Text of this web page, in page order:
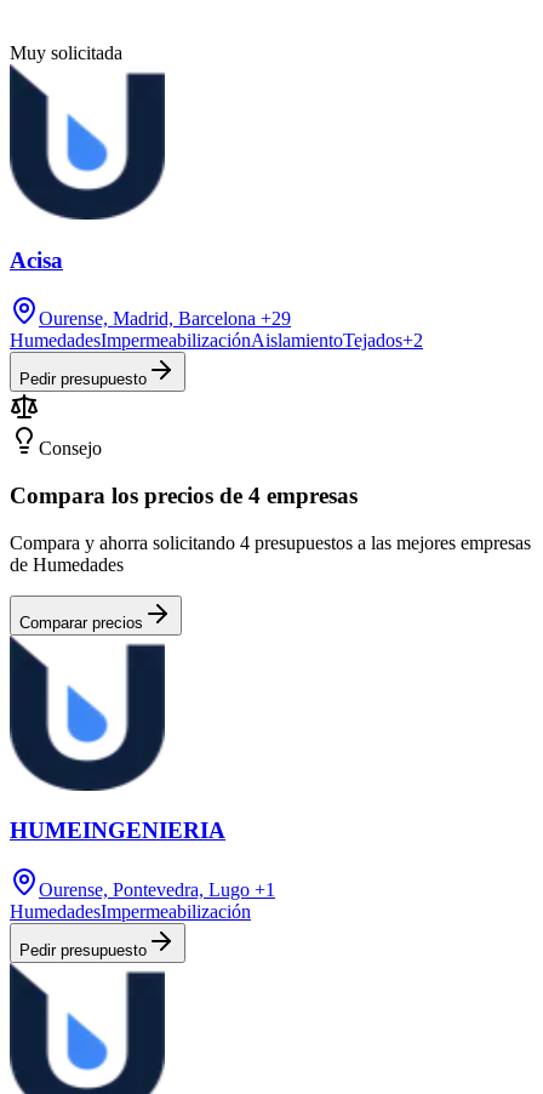
Muy solicitada
Acisa
Ourense, Madrid, Barcelona +29
HumedadesImpermeabilizaciónAislamientoTejados+2
Pedir presupuesto
Consejo
Compara los precios de 4 empresas
Compara y ahorra solicitando 4 presupuestos a las mejores empresas
de Humedades
Comparar precios
HUMEINGENIERIA
Ourense, Pontevedra, Lugo +1
HumedadesImpermeabilización
Pedir presupuesto